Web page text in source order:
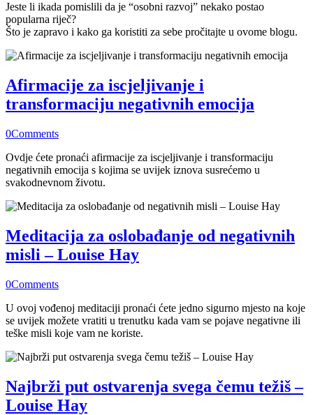
Jeste li ikada pomislili da je “osobni razvoj” nekako postao
popularna riječ?
Što je zapravo i kako ga koristiti za sebe pročitajte u ovome blogu.
Afirmacije za iscjeljivanje i
transformaciju negativnih emocija
0Comments
Ovdje ćete pronaći afirmacije za iscjeljivanje i transformaciju
negativnih emocija s kojima se uvijek iznova susrećemo u
svakodnevnom životu.
Meditacija za oslobađanje od negativnih
misli – Louise Hay
0Comments
U ovoj vođenoj meditaciji pronaći ćete jedno sigurno mjesto na koje
se uvijek možete vratiti u trenutku kada vam se pojave negativne ili
teške misli koje vam ne koriste.
Najbrži put ostvarenja svega čemu težiš –
Louise Hay